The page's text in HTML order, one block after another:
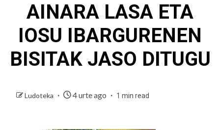
AINARA LASA ETA
IOSU IBARGURENEN
BISITAK JASO DITUGU
Ludoteka 4 urte ago 1 min read